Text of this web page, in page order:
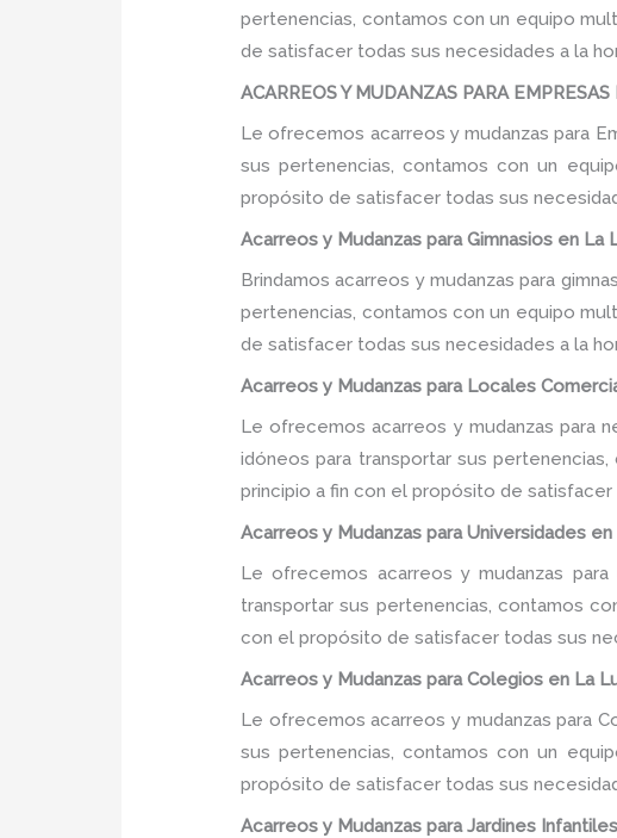
pertenencias, contamos con un equipo
de satisfacer todas sus necesidades a la
ACARREOS Y MUDANZAS PARA
Le ofrecemos acarreos y mudanzas para
sus pertenencias, contamos con un
propósito de satisfacer todas sus
Acarreos y Mudanzas para Gimnasios en La
Brindamos acarreos y mudanzas para
pertenencias, contamos con un equipo
de satisfacer todas sus necesidades a la
Acarreos y Mudanzas para Locales
Le ofrecemos acarreos y mudanzas para
idóneos para transportar sus
principio a fin con el propósito de
Acarreos y Mudanzas para Universidades en
Le ofrecemos acarreos y mudanzas
transportar sus pertenencias, contamos
con el propósito de satisfacer todas sus
Acarreos y Mudanzas para Colegios en La
Le ofrecemos acarreos y mudanzas para
sus pertenencias, contamos con un
propósito de satisfacer todas sus
Acarreos y Mudanzas para Jardines